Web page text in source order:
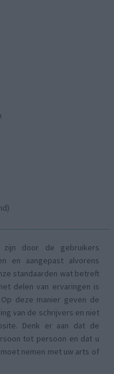
door de gebruikers
en aangepast alvorens
standaarden wat betreft
delen van ervaringen is
deze manier geven de
van de schrijvers en niet
Denk er aan dat de
tot persoon en dat u
nemen met uw arts of